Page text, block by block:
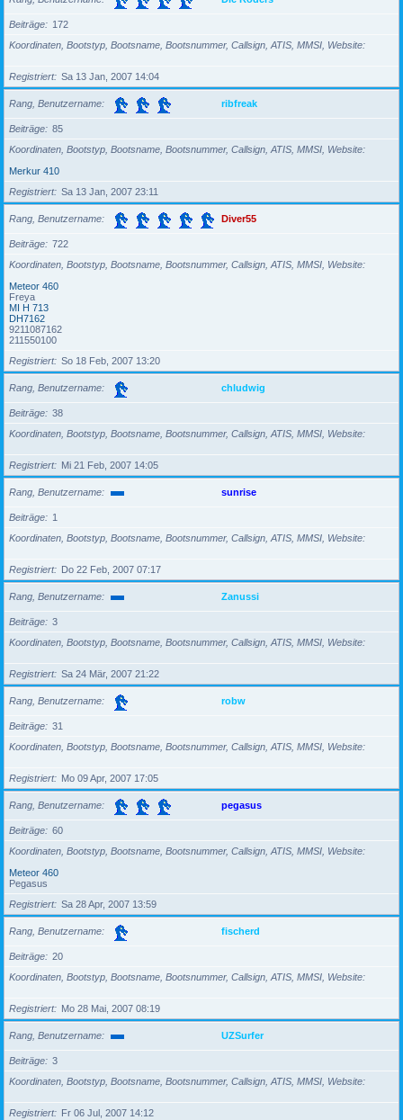
Beiträge
172
Koordinaten, Bootstyp, Bootsname, Bootsnummer, Callsign, ATIS, MMSI, Website
Registriert Sa 13 Jan, 2007 14:04
Rang, Benutzername ribfreak
Beiträge
85
Koordinaten, Bootstyp, Bootsname, Bootsnummer, Callsign, ATIS, MMSI, Website
Merkur 410
Registriert
Sa 13 Jan, 2007 23:11
Rang, Benutzername Diver55
Beiträge
722
Koordinaten, Bootstyp, Bootsname, Bootsnummer, Callsign, ATIS, MMSI, Website
Meteor 460
Freya
MI H 713
DH7162
9211087162
211550100
Registriert
So 18 Feb, 2007 13:20
Rang, Benutzername chludwig
Beiträge
38
Koordinaten, Bootstyp, Bootsname, Bootsnummer, Callsign, ATIS, MMSI, Website
Registriert Mi 21 Feb, 2007 14:05
Rang, Benutzername sunrise
Beiträge
1
Koordinaten, Bootstyp, Bootsname, Bootsnummer, Callsign, ATIS, MMSI, Website
Registriert Do 22 Feb, 2007 07:17
Rang, Benutzername Zanussi
Beiträge
3
Koordinaten, Bootstyp, Bootsname, Bootsnummer, Callsign, ATIS, MMSI, Website
Registriert Sa 24 Mär, 2007 21:22
Rang, Benutzername robw
Beiträge
31
Koordinaten, Bootstyp, Bootsname, Bootsnummer, Callsign, ATIS, MMSI, Website
Registriert Mo 09 Apr, 2007 17:05
Rang, Benutzername pegasus
Beiträge
60
Koordinaten, Bootstyp, Bootsname, Bootsnummer, Callsign, ATIS, MMSI, Website
Meteor 460
Pegasus
Registriert
Sa 28 Apr, 2007 13:59
Rang, Benutzername fischerd
Beiträge
20
Koordinaten, Bootstyp, Bootsname, Bootsnummer, Callsign, ATIS, MMSI, Website
Registriert Mo 28 Mai, 2007 08:19
Rang, Benutzername UZSurfer
Beiträge
3
Koordinaten, Bootstyp, Bootsname, Bootsnummer, Callsign, ATIS, MMSI, Website
Registriert Fr 06 Jul, 2007 14:12